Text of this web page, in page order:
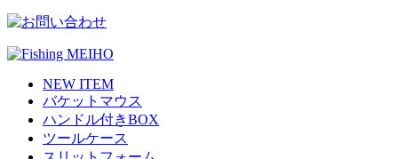
NEW ITEM
バケットマウス
ハンドル付きBOX
ツールケース